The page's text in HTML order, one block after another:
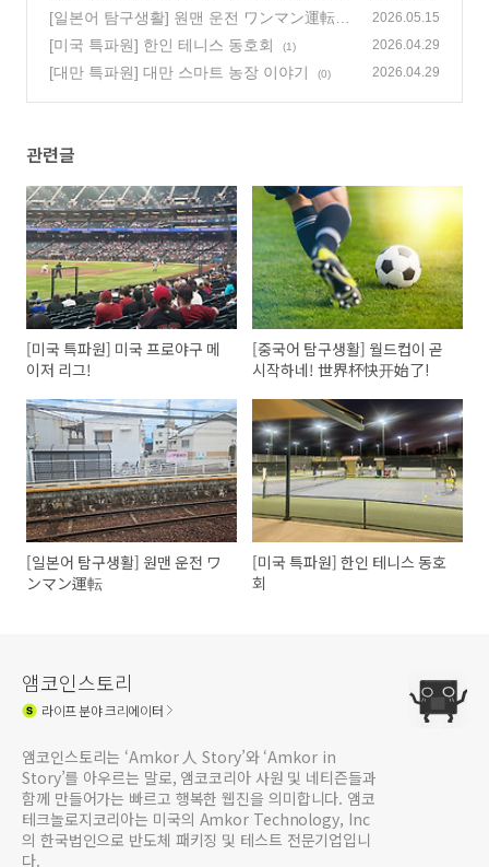
界杯快开始了!
(2)
[일본어 탐구생활] 원맨 운전 ワンマン運転
(0)
2026.05.15
[미국 특파원] 한인 테니스 동호회 (1) 2026.04.29
[대만 특파원] 대만 스마트 농장 이야기 (0) 2026.04.29
관련글
[미국 특파원] 미국 프로야구 메
이저 리그!
[중국어 탐구생활] 월드컵이 곧
시작하네! 世界杯快开始了!
[일본어 탐구생활] 원맨 운전 ワ
ンマン運転
[미국 특파원] 한인 테니스 동호
회
앰코인스토리
라이프분야 크리에이터
앰코인스토리는 ‘Amkor 人 Story’와 ‘Amkor in
Story’를 아우르는 말로, 앰코코리아 사원 및 네티즌들과
함께 만들어가는 빠르고 행복한 웹진을 의미합니다. 앰코
테크놀로지코리아는 미국의 Amkor Technology, Inc
의 한국법인으로 반도체 패키징 및 테스트 전문기업입니
다.